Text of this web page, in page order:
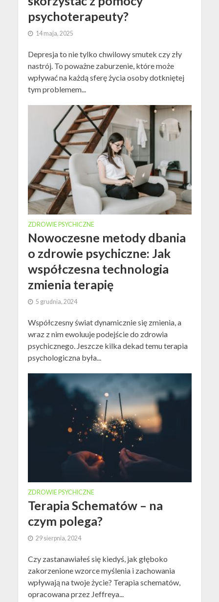
psychoterapeuty?
14 maja, 2025
Depresja to nie tylko chwilowy smutek czy zły
nastrój. To poważne zaburzenie, które może
wpływać na każdą sferę życia osoby dotkniętej
tym problemem...
ZDROWIE PSYCHICZNE
Nowoczesne metody dbania
o zdrowie psychiczne: Jak
współczesna technologia
zmienia terapię
5 grudnia, 2024
Współczesny świat dynamicznie się zmienia, a
wraz z nim ewoluuje podejście do zdrowia
psychicznego. Jeszcze kilka dekad temu terapia
psychologiczna była...
ZDROWIE PSYCHICZNE
Terapia Schematów – na
czym polega?
29 sierpnia, 2024
Czy zastanawiałeś się kiedyś, jak głęboko
zakorzenione wzorce myślenia i zachowania
wpływają na twoje życie? Terapia schematów,
opracowana przez Jeffreya...